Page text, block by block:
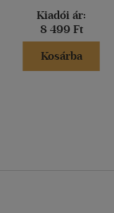
Kiadói ár:
8 499 Ft
Kosárba